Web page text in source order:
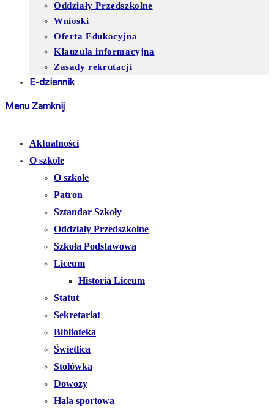
Oddziały Przedszkolne
Wnioski
Oferta Edukacyjna
Klauzula informacyjna
Zasady rekrutacji
E-dziennik
Menu Zamknij
Aktualności
O szkole
O szkole
Patron
Sztandar Szkoły
Oddziały Przedszkolne
Szkoła Podstawowa
Liceum
Historia Liceum
Statut
Sekretariat
Biblioteka
Świetlica
Stołówka
Dowozy
Hala sportowa